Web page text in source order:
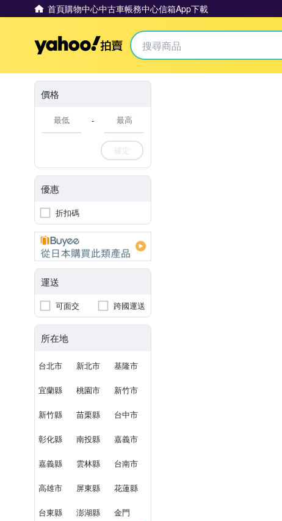
首頁購物中心中古車帳務中心信箱App下載
Yahoo拍賣
價格
-
確定
優惠
折扣碼
運送
可面交 跨國運送
所在地
台北市 新北市 基隆市
宜蘭縣 桃園市 新竹市
新竹縣 苗栗縣 台中市
彰化縣 南投縣 嘉義市
嘉義縣 雲林縣 台南市
高雄市 屏東縣 花蓮縣
台東縣 澎湖縣 金門